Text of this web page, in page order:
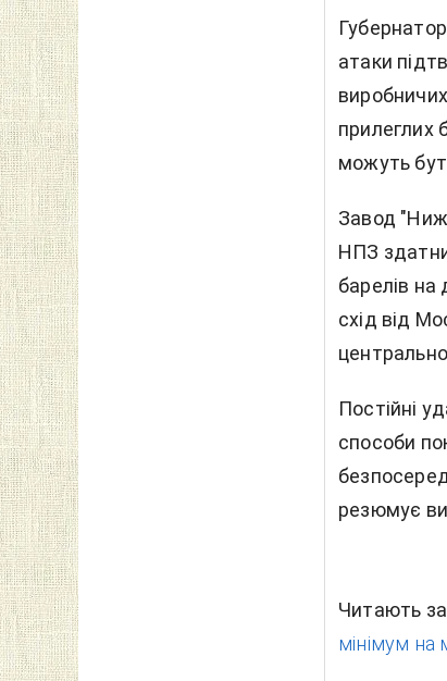
Губернатор
атаки
прилеглих
можуть
Завод
НПЗ
барелів
схід від
Постійні
способи
резюмує
Читають
мінімум на